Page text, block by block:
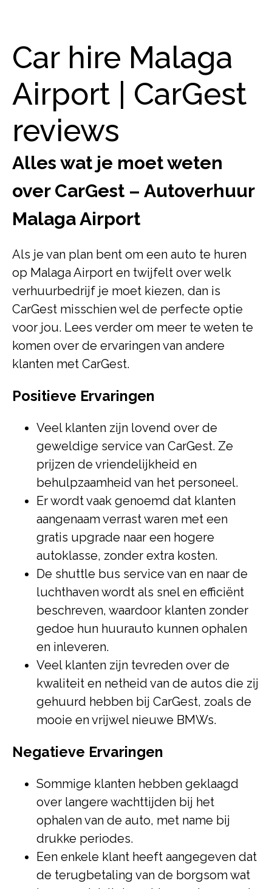
Car hire Malaga
Airport | CarGest
reviews
Alles wat je moet weten
over CarGest – Autoverhuur
Malaga Airport
Als je van plan bent om een auto te huren
op Malaga Airport en twijfelt over welk
verhuurbedrijf je moet kiezen, dan is
CarGest misschien wel de perfecte optie
voor jou. Lees verder om meer te weten te
komen over de ervaringen van andere
klanten met CarGest.
Positieve Ervaringen
Veel klanten zijn lovend over de
geweldige service van CarGest. Ze
prijzen de vriendelijkheid en
behulpzaamheid van het personeel.
Er wordt vaak genoemd dat klanten
aangenaam verrast waren met een
gratis upgrade naar een hogere
autoklasse, zonder extra kosten.
De shuttle bus service van en naar de
luchthaven wordt als snel en efficiënt
beschreven, waardoor klanten zonder
gedoe hun huurauto kunnen ophalen
en inleveren.
Veel klanten zijn tevreden over de
kwaliteit en netheid van de autos die zij
gehuurd hebben bij CarGest, zoals de
mooie en vrijwel nieuwe BMWs.
Negatieve Ervaringen
Sommige klanten hebben geklaagd
over langere wachttijden bij het
ophalen van de auto, met name bij
drukke periodes.
Een enkele klant heeft aangegeven dat
de terugbetaling van de borgsom wat